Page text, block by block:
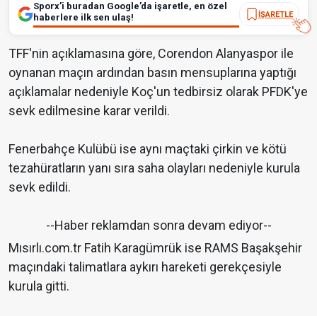
Sporx’i buradan Google’da işaretle, en özel
haberlere ilk sen ulaş!
İŞARETLE
TFF'nin açıklamasına göre, Corendon Alanyaspor ile
oynanan maçın ardından basın mensuplarına yaptığı
açıklamalar nedeniyle Koç'un tedbirsiz olarak PFDK'ye
sevk edilmesine karar verildi.
Fenerbahçe Kulübü ise aynı maçtaki çirkin ve kötü
tezahüratların yanı sıra saha olayları nedeniyle kurula
sevk edildi.
--Haber reklamdan sonra devam ediyor--
Mısırlı.com.tr Fatih Karagümrük ise RAMS Başakşehir
maçındaki talimatlara aykırı hareketi gerekçesiyle
kurula gitti.